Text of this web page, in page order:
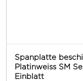
Spanplatte
Platinweiss SM
Einblatt